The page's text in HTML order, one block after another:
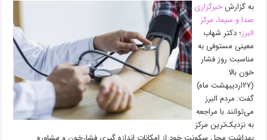
ب️ه گزارشخبرگزاری
صدا و سیما، مرکز
البرز؛ دکتر شهاب
معینی مستوفی به
مناسبت روز فشار
خون بالا
(۲۷اردیبهشت ماه)
گفت: مردم البرز
می‌توانند با مراجعه
به نزدیک‌ترین مرکز